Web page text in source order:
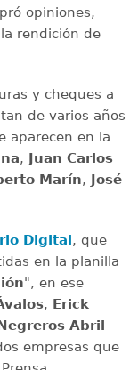
opiniones,
rendición de
y cheques a
de varios años
aparecen en la
, Juan Carlos
Marín, José
Digital, que
en la planilla
", en ese
, Erick
Abril
empresas que